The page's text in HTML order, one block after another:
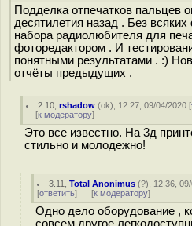
Подделка отпечатков пальцев
десятилетия назад . Без
набора радиолюбителя для
фоторедактором . И
понятными результатами . :)
отчёты предыдущих .
2.10 ,rshadow (ok), 12:27, 09/04/2020 [
[к модератору]
Это все известно. На 3д
стильно и молодежно!
3.11 ,Total Anonimus (?), 12:36,
[ответить] [к модератору]
Одно дело оборудование ,